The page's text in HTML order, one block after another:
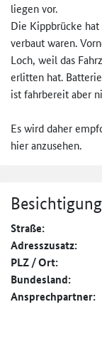
liegen vor.
Die Kippbrücke
verbaut waren.
Loch, weil das
erlitten hat. Batterie
ist fahrbereit aber
Es wird daher
hier anzusehen.
Straße:
Adresszusatz:
PLZ / Ort:
Bundesland:
Ansprechpartner: